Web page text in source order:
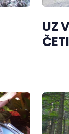
UZ